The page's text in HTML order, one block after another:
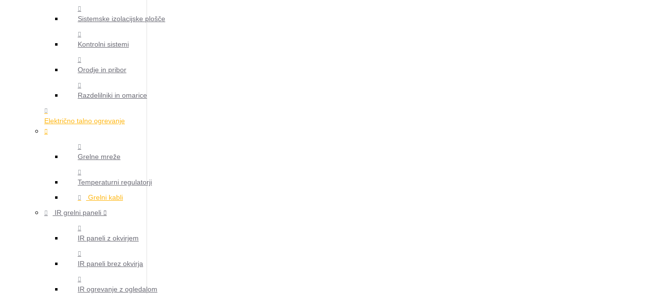
Sistemske izolacijske plošče
Kontrolni sistemi
Orodje in pribor
Razdelilniki in omarice
Električno talno ogrevanje
Grelne mreže
Temperaturni regulatorji
Grelni kabli
IR grelni paneli
IR paneli z okvirjem
IR paneli brez okvirja
IR ogrevanje z ogledalom